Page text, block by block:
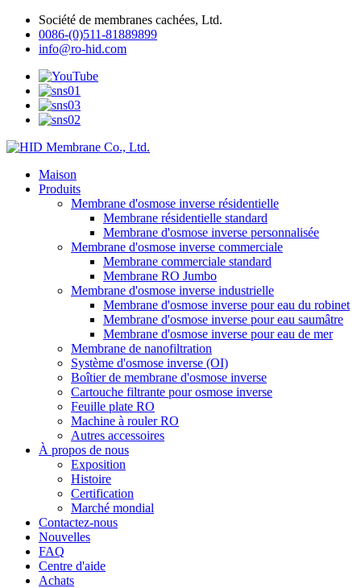
Société de membranes cachées, Ltd.
0086-(0)511-81889899
info@ro-hid.com
Maison
Produits
Membrane d'osmose inverse résidentielle
Membrane résidentielle standard
Membrane d'osmose inverse personnalisée
Membrane d'osmose inverse commerciale
Membrane commerciale standard
Membrane RO Jumbo
Membrane d'osmose inverse industrielle
Membrane d'osmose inverse pour eau du robinet
Membrane d'osmose inverse pour eau saumâtre
Membrane d'osmose inverse pour eau de mer
Membrane de nanofiltration
Système d'osmose inverse (OI)
Boîtier de membrane d'osmose inverse
Cartouche filtrante pour osmose inverse
Feuille plate RO
Machine à rouler RO
Autres accessoires
À propos de nous
Exposition
Histoire
Certification
Marché mondial
Contactez-nous
Nouvelles
FAQ
Centre d'aide
Achats